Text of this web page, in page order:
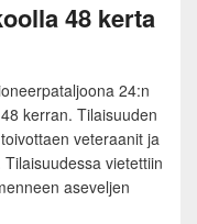
48 kerta
24:n
kerran. Tilaisuuden
veteraanit ja
vietettiin
aseveljen
koolla 48 kerta